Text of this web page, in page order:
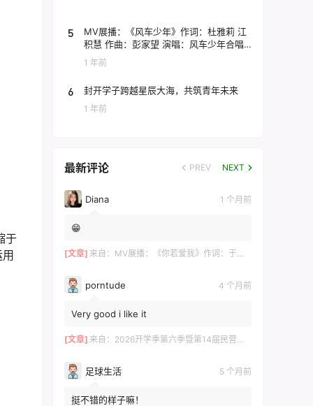
于
5
MV展播：《风车少年》作词：杜雅莉 江
积慧 作曲：彭家望 演唱：风车少年合唱
团
1 年前
6 封开学子跨越星辰大海，共筑青年未来
1 年前
最新评论 PREV NEXT
Diana 1 个月前
😁
[文章] 来自： MV展播：《你若爱我》作词：于术芹 作曲：高明军 演唱：于萌萌
porntude 4 个月前
Very good i like it
[文章] 来自： 2026开学季第六季暨第14届民营企业家论坛在长沙举行 ——700余位湘商共探“新机遇·新财富·新传承”
足球生活 5 个月前
挺不错的样子嘛！